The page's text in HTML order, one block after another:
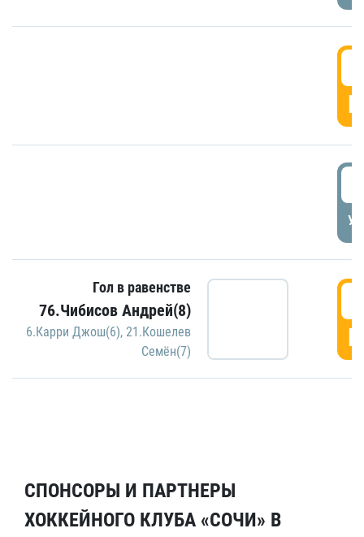
Гол в равенстве
76.Чибисов Андрей(8)
6.Карри Джош(6), 21.Кошелев
Семён(7)
СПОНСОРЫ И ПАРТНЕРЫ
ХОККЕЙНОГО КЛУБА «СОЧИ» В